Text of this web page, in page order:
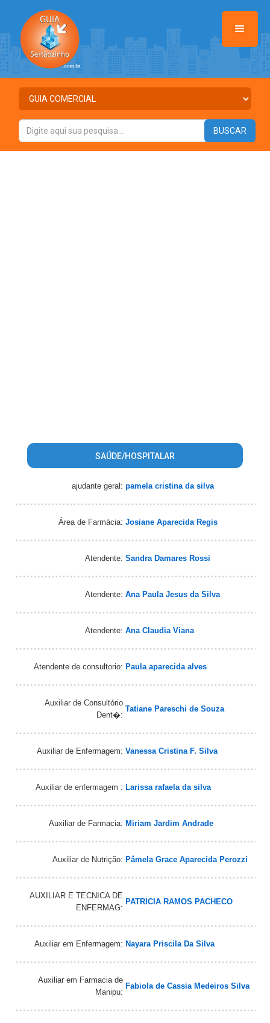
SAÚDE/HOSPITALAR
ajudante geral: pamela cristina da silva
Área de Farmácia: Josiane Aparecida Regis
Atendente: Sandra Damares Rossi
Atendente: Ana Paula Jesus da Silva
Atendente: Ana Claudia Viana
Atendente de consultorio: Paula aparecida alves
Auxiliar de Consultório
Dent�:
Tatiane Pareschi de Souza
Auxiliar de Enfermagem: Vanessa Cristina F. Silva
Auxiliar de enfermagem : Larissa rafaela da silva
Auxiliar de Farmacia: Miriam Jardim Andrade
Auxiliar de Nutrição: Pâmela Grace Aparecida Perozzi
AUXILIAR E TECNICA DE
ENFERMAG:
PATRICIA RAMOS PACHECO
Auxiliar em Enfermagem: Nayara Priscila Da Silva
Auxiliar em Farmacia de
Manipu:
Fabiola de Cassia Medeiros Silva